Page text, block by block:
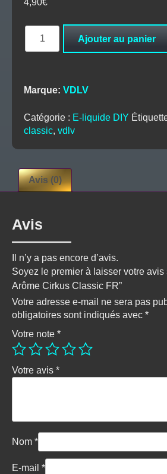
4,90€
-
Cirkus
Classic
FR
Ajouter au panier
Marque: VDLV
Catégorie : E-liquide DIY
classic, vdlv
Avis (0)
Avis
Il n’y a pas encore d’avis.
Soyez le premier à laisser votre avis
Arôme Cirkus Classic FR”
Votre adresse e-mail ne sera pas
obligatoires sont indiqués avec *
Votre note *
Votre avis *
Nom *
E-mail *